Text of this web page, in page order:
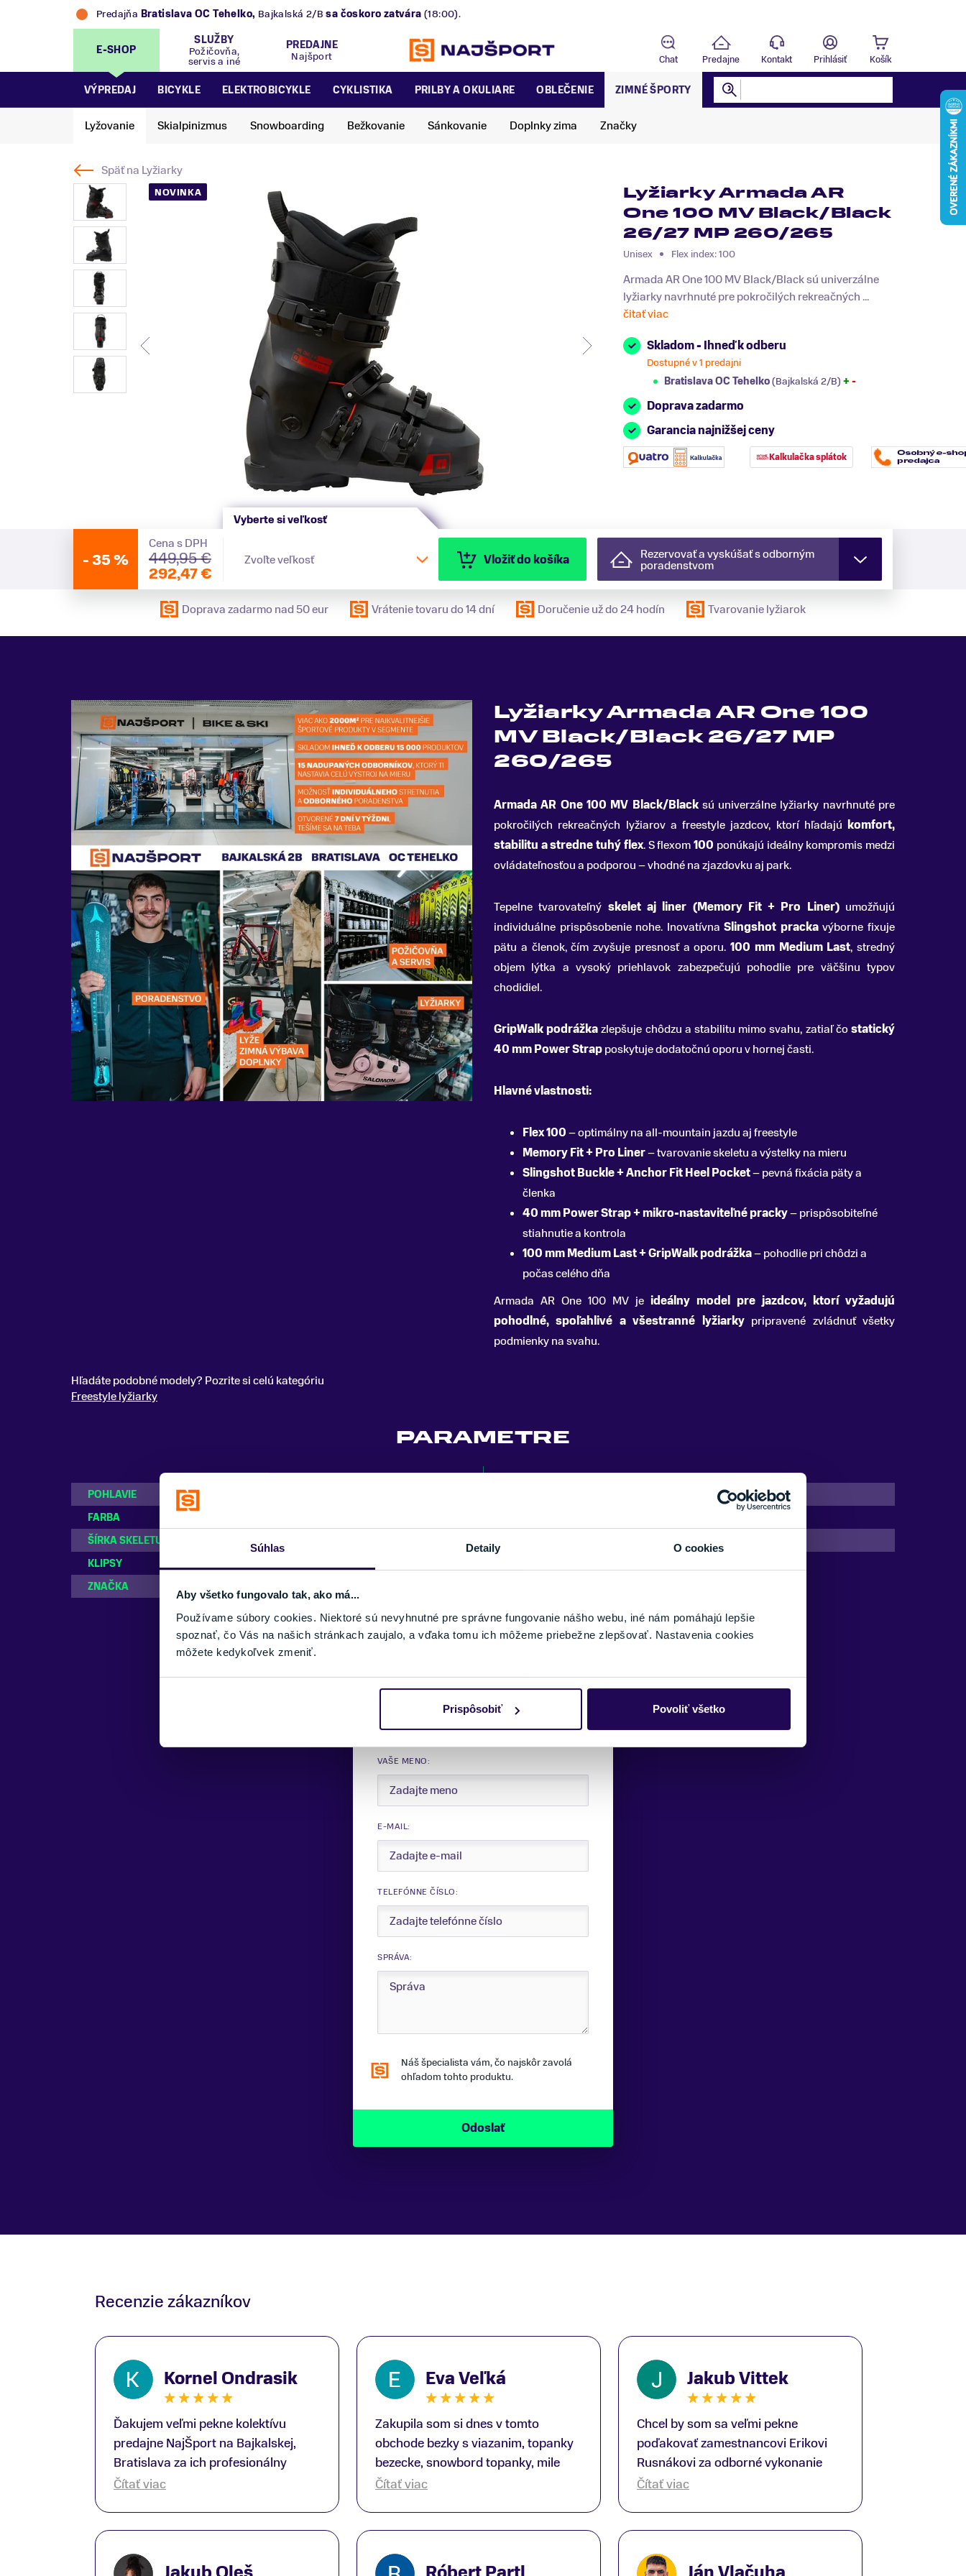
Súhlas Detaily O cookies
Aby všetko fungovalo tak, ako má...
Používame súbory cookies. Niektoré sú nevyhnutné pre správne fungovanie nášho webu, iné nám pomáhajú lepšie
spoznať, čo Vás na našich stránkach zaujalo, a vďaka tomu ich môžeme priebežne zlepšovať. Nastavenia cookies
môžete kedykoľvek zmeniť.
Prispôsobiť Povoliť všetko
Predajňa Bratislava OC Tehelko, Bajkalská 2/B sa čoskoro zatvára (18:00).
E-SHOP
SLUŽBY
Požičovňa,
servis a iné
PREDAJNE
Najšport
Chat Predajne Kontakt Prihlásiť Košík
VÝPREDAJ BICYKLE ELEKTROBICYKLE CYKLISTIKA PRILBY A OKULIARE OBLEČENIE ZIMNÉ ŠPORTY
Lyžovanie Skialpinizmus Snowboarding Bežkovanie Sánkovanie Doplnky zima Značky
Späť na Lyžiarky
NOVINKA
Lyžiarky Armada AR
One 100 MV Black/Black
26/27 MP 260/265
Unisex Flex index: 100
Armada AR One 100 MV Black/Black sú univerzálne
lyžiarky navrhnuté pre pokročilých rekreačných ...
čitať viac
Skladom - Ihneď k odberu
Dostupné v 1 predajni
Bratislava OC Tehelko(Bajkalská 2/B) + -
Doprava zadarmo
Garancia najnižšej ceny
Kalkulačka splátok
-35 %
Cena s DPH
449,95 €
292,47 €
Vyberte si veľkosť
Zvoľte veľkosť Vložiť do košíka Rezervovať a vyskúšať s odborným
poradenstvom
Doprava zadarmo nad 50 eur Vrátenie tovaru do 14 dní Doručenie už do 24 hodín Tvarovanie lyžiarok
Lyžiarky Armada AR One 100
MV Black/Black 26/27 MP
260/265
Armada AR One 100 MV Black/Blacksú univerzálne lyžiarky navrhnuté pre
pokročilých rekreačných lyžiarov a freestyle jazdcov, ktorí hľadajú komfort,
stabilitu a stredne tuhý flex.S flexom100 ponúkajú ideálny kompromis medzi
ovládateľnosťou a podporou – vhodné na zjazdovku aj park.
Tepelne tvarovateľný skelet aj liner (Memory Fit + Pro Liner)umožňujú
individuálne prispôsobenie nohe. InovatívnaSlingshot prackavýborne fixuje
pätu a členok, čím zvyšuje presnosť a oporu. 100 mm Medium Last, stredný
objem lýtka a vysoký priehlavok zabezpečujú pohodlie pre väčšinu typov
chodidiel.
GripWalk podrážkazlepšuje chôdzu a stabilitu mimo svahu, zatiaľ čostatický
40 mm Power Strapposkytuje dodatočnú oporu v hornej časti.
Hlavné vlastnosti:
Flex 100– optimálny na all-mountain jazdu aj freestyle
Memory Fit + Pro Liner– tvarovanie skeletu a výstelky na mieru
Slingshot Buckle + Anchor Fit Heel Pocket– pevná fixácia päty a
členka
40 mm Power Strap + mikro-nastaviteľné pracky– prispôsobiteľné
stiahnutie a kontrola
100 mm Medium Last + GripWalk podrážka– pohodlie pri chôdzi a
počas celého dňa
Armada AR One 100 MV je ideálny model pre jazdcov, ktorí vyžadujú
pohodlné, spoľahlivé a všestranné lyžiarkypripravené zvládnuť všetky
podmienky na svahu.
Hľadáte podobné modely? Pozrite si celú kategóriu
Freestyle lyžiarky
PARAMETRE
POHLAVIE
Mierne pokročilý, Pokročilý
FARBA
ŠÍRKA SKELETU
Stredná
KLIPSY
ZNAČKA
Sme tu pre vás.
VAŠE MENO:
E-MAIL:
TELEFÓNNE ČÍSLO:
SPRÁVA:
Náš špecialista vám, čo najskôr zavolá
ohľadom tohto produktu.
Recenzie zákazníkov
Kornel Ondrasik
Ďakujem veľmi pekne kolektívu
predajne NajŠport na Bajkalskej,
Bratislava za ich profesionálny
prístup k zákazníkom; Zvlášť
ako aj prilby.. všetko značka Atomic;
Čítať viac
Eva Veľká
Zakupila som si dnes v tomto
obchode bezky s viazanim, topanky
bezecke, snowbord topanky, mile
prekvapenie ako Peter, ktory nas
Čítať viac
Jakub Vittek
Chcel by som sa veľmi pekne
poďakovať zamestnancovi Erikovi
Rusnákovi za odborné vykonanie
bike-fittingu. Je to super človek na
otázky odpovedal bez zaváhania.
Čítať viac